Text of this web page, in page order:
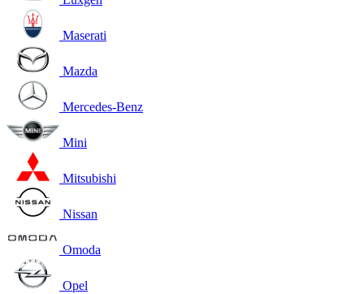
Maserati
Mazda
Mercedes-Benz
Mini
Mitsubishi
Nissan
Omoda
Opel